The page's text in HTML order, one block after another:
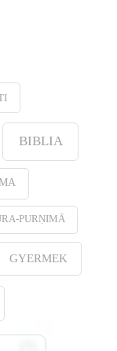
BIBLIA
PURṆIMĀ
GYERMEK